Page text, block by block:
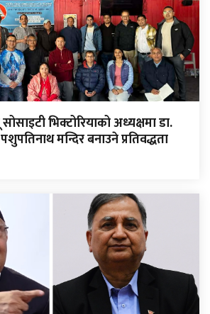
भिक्टोरियाको अध्यक्षमा डा.
मन्दिर बनाउने प्रतिवद्धता